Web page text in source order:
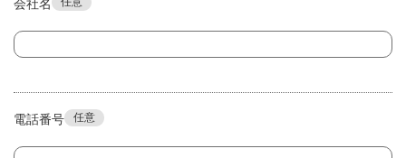
会社名
電話番号 任意